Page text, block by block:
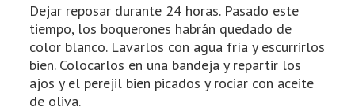
Dejar reposar durante 24 horas. Pasado este
tiempo, los boquerones habrán quedado de
color blanco. Lavarlos con agua fría y escurrirlos
bien. Colocarlos en una bandeja y repartir los
ajos y el perejil bien picados y rociar con aceite
de oliva.